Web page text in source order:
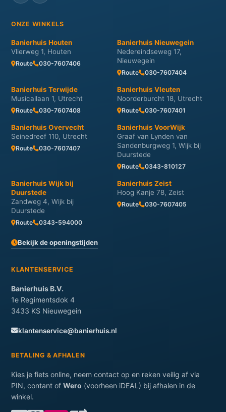
ONZE WINKELS
Banierhuis Houten
Vlierweg 1, Houten
Route 030-7607406
Banierhuis Nieuwegein
Nedereindseweg 17,
Nieuwegein
Route 030-7607404
Banierhuis Terwijde
Musicallaan 1, Utrecht
Route 030-7607408
Banierhuis Vleuten
Noorderburcht 18, Utrecht
Route 030-7607401
Banierhuis Overvecht
Seinedreef 110, Utrecht
Route 030-7607407
Banierhuis VoorWijk
Graaf van Lynden van
Sandenburgweg 1, Wijk bij
Duurstede
Route 0343-810127
Banierhuis Wijk bij
Duurstede
Zandweg 4, Wijk bij
Duurstede
Route 0343-594000
Banierhuis Zeist
Hoog Kanje 78, Zeist
Route 030-7607405
Bekijk de openingstijden
KLANTENSERVICE
Banierhuis B.V.
1e Regimentsdok 4
3433 KS Nieuwegein
klantenservice@banierhuis.nl
BETALING & AFHALEN
Kies je fiets online, neem contact op en reken veilig af via
PIN, contant of Wero (voorheen iDEAL) bij afhalen in de
winkel.